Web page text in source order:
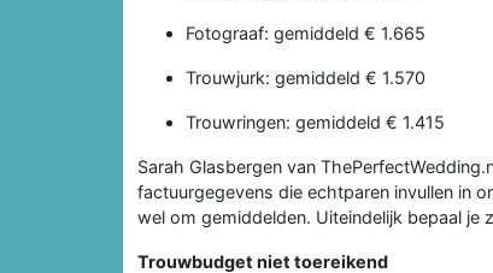
Fotograaf: gemiddeld € 1.665
Trouwjurk: gemiddeld € 1.570
Trouwringen: gemiddeld € 1.415
Sarah Glasbergen van
factuurgegevens die echtparen invullen in
wel om gemiddelden. Uiteindelijk bepaal je
Trouwbudget niet toereikend